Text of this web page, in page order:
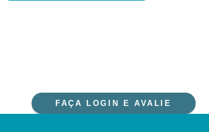
FAÇA LOGIN E AVALIE